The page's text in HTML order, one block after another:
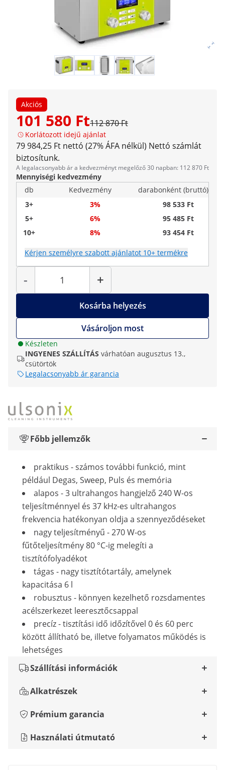
Akciós
101 580 Ft112 870 Ft
Korlátozott idejű ajánlat
79 984,25 Ft nettó (27% ÁFA nélkül) Nettó számlát
biztosítunk.
A legalacsonyabb ár a kedvezményt megelőző 30 napban: 112 870 Ft
Mennyiségi kedvezmény
db
Kedvezmény
darabonként (bruttó)
3+
3%
98 533 Ft
5+
6%
95 485 Ft
10+
8% 93 454 Ft
Kérjen személyre szabott ajánlatot 10+ termékre
-
Mennyiség
+
Kosárba helyezés
Vásároljon most
Készleten
INGYENES SZÁLLÍTÁS várhatóan augusztus 13.,
csütörtök
Legalacsonyabb ár garancia
Főbb jellemzők
praktikus - számos további funkció, mint
például Degas, Sweep, Puls és memória
alapos - 3 ultrahangos hangjelző 240 W-os
teljesítménnyel és 37 kHz-es ultrahangos
frekvencia hatékonyan oldja a szennyeződéseket
nagy teljesítményű - 270 W-os
fűtőteljesítmény 80 °C-ig melegíti a
tisztítófolyadékot
tágas - nagy tisztítótartály, amelynek
kapacitása 6 l
robusztus - könnyen kezelhető rozsdamentes
acélszerkezet leeresztőcsappal
precíz - tisztítási idő időzítővel 0 és 60 perc
között állítható be, illetve folyamatos működés is
lehetséges
Szállítási információk
Alkatrészek
Prémium garancia
Használati útmutató